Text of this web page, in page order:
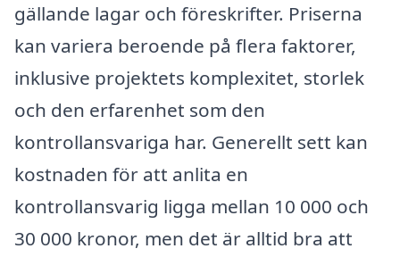
gällande lagar och föreskrifter. Priserna
kan variera beroende på flera faktorer,
inklusive projektets komplexitet, storlek
och den erfarenhet som den
kontrollansvariga har. Generellt sett kan
kostnaden för att anlita en
kontrollansvarig ligga mellan 10 000 och
30 000 kronor, men det är alltid bra att